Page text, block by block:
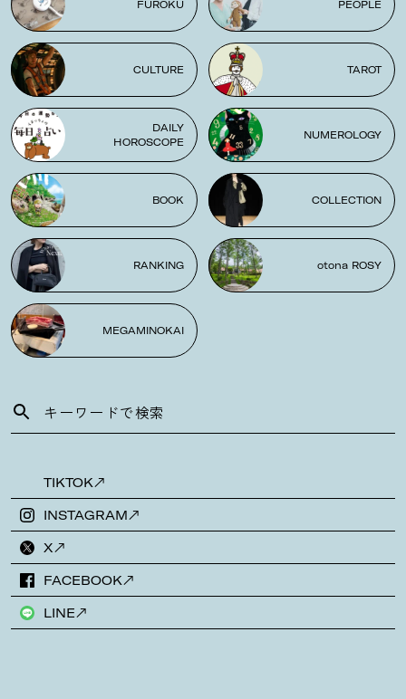
FUROKU PEOPLE
CULTURE TAROT
DAILY
HOROSCOPE
NUMEROLOGY
BOOK COLLECTION
RANKING otona ROSY
MEGAMINOKAI
TIKTOK
INSTAGRAM
X
FACEBOOK
LINE